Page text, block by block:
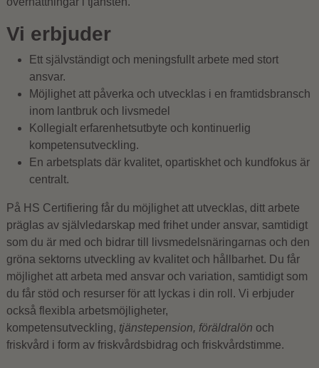
Vi erbjuder
Ett självständigt och meningsfullt arbete med stort
ansvar.
Möjlighet att påverka och utvecklas i en framtidsbransch
inom lantbruk och livsmedel
Kollegialt erfarenhetsutbyte och kontinuerlig
kompetensutveckling.
En arbetsplats där kvalitet, opartiskhet och kundfokus är
centralt.
På HS Certifiering får du möjlighet att utvecklas, ditt arbete
präglas av självledarskap med frihet under ansvar, samtidigt
som du är med och bidrar till livsmedelsnäringarnas och den
gröna sektorns utveckling av kvalitet och hållbarhet. Du får
möjlighet att arbeta med ansvar och variation, samtidigt som
du får stöd och resurser för att lyckas i din roll. Vi erbjuder
också flexibla arbetsmöjligheter,
kompetensutveckling, tjänstepension, föräldralön och
friskvård i form av friskvårdsbidrag och friskvårdstimme.